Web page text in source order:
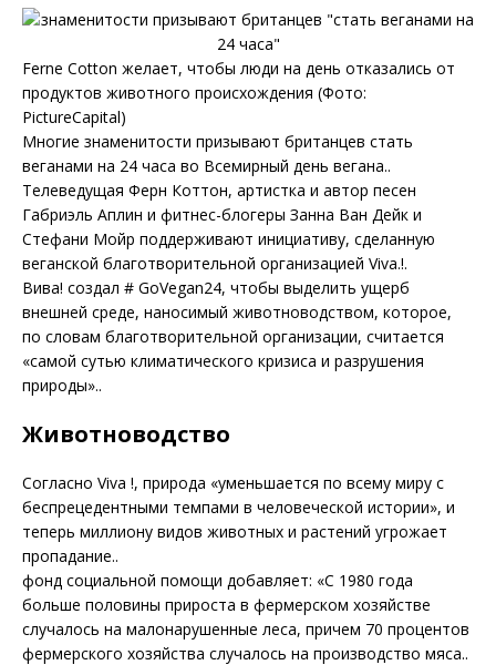
Ferne Cotton желает, чтобы люди на день отказались от
продуктов животного происхождения (Фото:
PictureCapital)
Многие знаменитости призывают британцев стать
веганами на 24 часа во Всемирный день вегана..
Телеведущая Ферн Коттон, артистка и автор песен
Габриэль Аплин и фитнес-блогеры Занна Ван Дейк и
Стефани Мойр поддерживают инициативу, сделанную
веганской благотворительной организацией Viva.!.
Вива! создал # GoVegan24, чтобы выделить ущерб
внешней среде, наносимый животноводством, которое,
по словам благотворительной организации, считается
«самой сутью климатического кризиса и разрушения
природы»..
Животноводство
Согласно Viva !, природа «уменьшается по всему миру с
беспрецедентными темпами в человеческой истории», и
теперь миллиону видов животных и растений угрожает
пропадание..
фонд социальной помощи добавляет: «С 1980 года
больше половины прироста в фермерском хозяйстве
случалось на малонарушенные леса, причем 70 процентов
фермерского хозяйства случалось на производство мяса..